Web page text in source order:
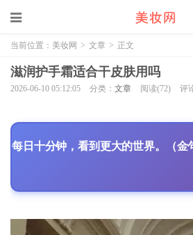
当前位置： 美妆网 > 文章 > 正文
滋润护手霜适合干皮肤用吗
2026-06-10 05:12:05 分类： 文章 阅读(72) 评
每日十分钟，看到更大的世界。（金